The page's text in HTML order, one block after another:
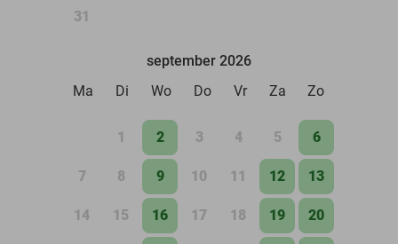
31
september 2026
Ma
Di Wo Do Vr Za Zo
1 2 3 4 5 6
7 8 9 10 11 12 13
14 15 16 17 18 19 20